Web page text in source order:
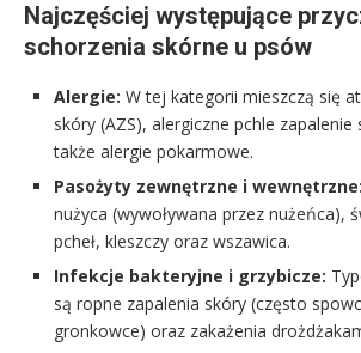
Najczęściej występujące
schorzenia skórne u psów
Alergie: W tej kategorii mieszczą się
skóry (AZS), alergiczne pchle zapalenie
także alergie pokarmowe.
Pasożyty zewnętrzne i wewnętrzne:
nużyca (wywoływana przez nużeńca),
pcheł, kleszczy oraz wszawica.
Infekcje bakteryjne i grzybicze:
są ropne zapalenia skóry (często
gronkowce) oraz zakażenia